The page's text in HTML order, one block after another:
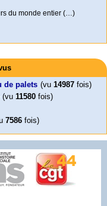
à la prison à vie pour
est tombé !
Loire veut faire voter ce (…)
le dernier travail (…)
de palets (vu 14987 fois)
(vu 11580 fois)
7586 fois)